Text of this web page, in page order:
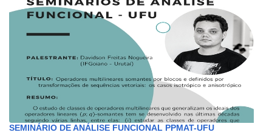
SEMINÁRIO DE ANÁLISE FUNCIONAL PPMAT-UFU